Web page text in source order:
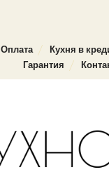
Оплата Кухня в
Гарантия